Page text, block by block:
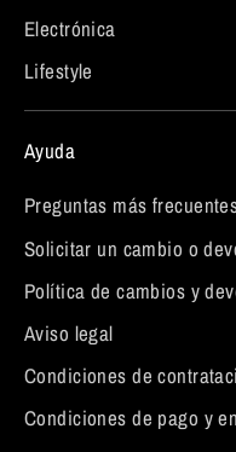
Electrónica
Lifestyle
Ayuda
Preguntas más
Solicitar un cambio o
Política de cambios y
Aviso legal
Condiciones de
Condiciones de pago y